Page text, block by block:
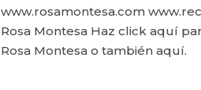
www.rosamontesa.com
Rosa Montesa Haz click aquí
Rosa Montesa o también aquí.